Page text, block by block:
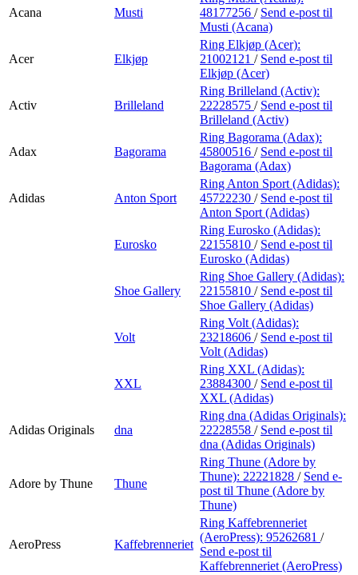
Acana Musti
48177256 / Send e-post til
Musti (Acana)
Acer Elkjøp
Ring Elkjøp (Acer):
21002121 / Send e-post til
Elkjøp (Acer)
Activ Brilleland
Ring Brilleland (Activ):
22228575 / Send e-post til
Brilleland (Activ)
Adax Bagorama
Ring Bagorama (Adax):
45800516 / Send e-post til
Bagorama (Adax)
Adidas Anton Sport
Ring Anton Sport (Adidas):
45722230 / Send e-post til
Anton Sport (Adidas)
Eurosko
Ring Eurosko (Adidas):
22155810 / Send e-post til
Eurosko (Adidas)
Shoe Gallery
Ring Shoe Gallery (Adidas):
22155810 / Send e-post til
Shoe Gallery (Adidas)
Volt
Ring Volt (Adidas):
23218606 / Send e-post til
Volt (Adidas)
XXL
Ring XXL (Adidas):
23884300 / Send e-post til
XXL (Adidas)
Adidas Originals dna
Ring dna (Adidas Originals):
22228558 / Send e-post til
dna (Adidas Originals)
Adore by Thune Thune
Ring Thune (Adore by
Thune): 22221828 / Send e-
post til Thune (Adore by
Thune)
AeroPress Kaffebrenneriet
Ring Kaffebrenneriet
(AeroPress): 95262681 /
Send e-post til
Kaffebrenneriet (AeroPress)